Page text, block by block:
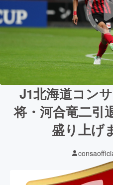
J1北海道コン
将・河合竜二引
盛り上げ